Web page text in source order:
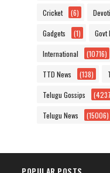
Cricket (6)
Gadgets (1) Govt
International (10716)
TTD News (138)
Telugu Gossips
Telugu News (15006)